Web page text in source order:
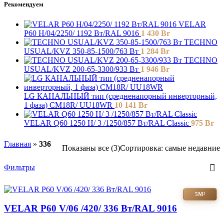
Рекомендуем
VELAR
P60 H/04/2250/ 1192 Bт/RAL 9016 1 430 Br
TECHNO
USUAL/KVZ 350-85-1500/763 Вт 1 284 Br
TECHNO
USUAL/KVZ 200-65-3300/933 Вт 1 946 Br
LG КАНАЛЬНЫЙ тип (средненапорный инверторный,
1 фаза) CM18R/ UU18WR 10 141 Br
VELAR Q60 1250 H/ 3 /1250/857 Вт/RAL Classic 975 Br
Главная » 336 Показаны все (3)Сортировка: самые недавние
Фильтры
5М²
VELAR P60 V/06 /420/ 336 Bт/RAL 9016